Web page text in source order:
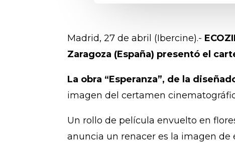
Madrid, 27 de abril (Ibercine).-
Zaragoza (España) presentó el
La obra “Esperanza”, de la
imagen del certamen
Un rollo de película envuelto en
anuncia un renacer es la imagen de